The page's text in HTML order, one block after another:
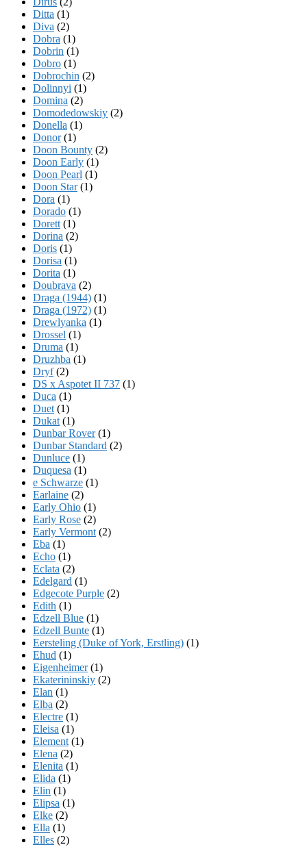
Ditta (1)
Diva (2)
Dobra (1)
Dobrin (1)
Dobro (1)
Dobrochin (2)
Dolinnyi (1)
Domina (2)
Domodedowskiy (2)
Donella (1)
Donor(1)
Doon Bounty (2)
Doon Early (1)
Doon Pearl (1)
Doon Star(1)
Dora (1)
Dorado (1)
Dorett (1)
Dorina (2)
Doris (1)
Dorisa (1)
Dorita (1)
Doubrava (2)
Draga (1944) (1)
Draga (1972) (1)
Drewlyanka (1)
Drossel (1)
Druma (1)
Druzhba (1)
Dryf(2)
DS x Aspotet II 737 (1)
Duca (1)
Duet (1)
Dukat (1)
Dunbar Rover(1)
Dunbar Standard (2)
Dunluce (1)
Duquesa (1)
e Schwarze (1)
Earlaine (2)
Early Ohio (1)
Early Rose (2)
Early Vermont (2)
Eba (1)
Echo (1)
Eclata (2)
Edelgard (1)
Edgecote Purple (2)
Edith (1)
Edzell Blue (1)
Edzell Bunte (1)
Eersteling (Duke of York, Erstling) (1)
Ehud (1)
Eigenheimer(1)
Ekaterininskiy (2)
Elan (1)
Elba (2)
Electre (1)
Eleisa (1)
Element (1)
Elena (2)
Elenita (1)
Elida (1)
Elin (1)
Elipsa (1)
Elke (2)
Ella (1)
Elles (2)